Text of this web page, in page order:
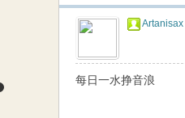
Artanisax
每日一水挣音浪